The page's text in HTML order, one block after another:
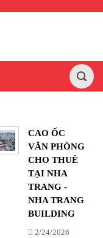
CAO ỐC
VĂN PHÒNG
CHO THUÊ
TẠI NHA
TRANG -
NHA TRANG
BUILDING
2/24/2026